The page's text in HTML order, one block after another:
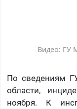
Видео: ГУ
По сведениям
области,
ноября. К